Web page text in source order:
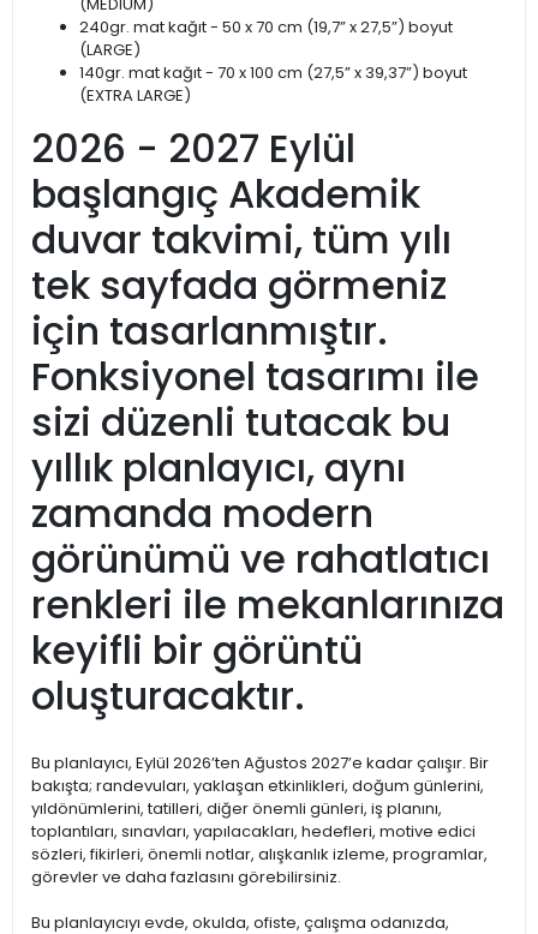
(MEDIUM)
240gr. mat kağıt - 50 x 70 cm (19,7” x 27,5”) boyut
(LARGE)
140gr. mat kağıt - 70 x 100 cm (27,5” x 39,37”) boyut
(EXTRA LARGE)
2026 - 2027 Eylül
başlangıç Akademik
duvar takvimi, tüm yılı
tek sayfada görmeniz
için tasarlanmıştır.
Fonksiyonel tasarımı ile
sizi düzenli tutacak bu
yıllık planlayıcı, aynı
zamanda modern
görünümü ve rahatlatıcı
renkleri ile mekanlarınıza
keyifli bir görüntü
oluşturacaktır.
Bu planlayıcı, Eylül 2026’ten Ağustos 2027’e kadar çalışır. Bir
bakışta; randevuları, yaklaşan etkinlikleri, doğum günlerini,
yıldönümlerini, tatilleri, diğer önemli günleri, iş planını,
toplantıları, sınavları, yapılacakları, hedefleri, motive edici
sözleri, fikirleri, önemli notlar, alışkanlık izleme, programlar,
görevler ve daha fazlasını görebilirsiniz.
Bu planlayıcıyı evde, okulda, ofiste, çalışma odanızda,